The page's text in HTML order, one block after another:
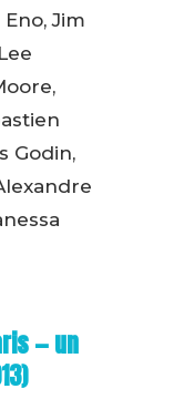
Jim
Godin,
— un